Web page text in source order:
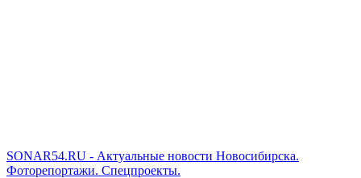
SONAR54.RU - Актуальные новости Новосибирска.
Фоторепортажи. Спецпроекты.